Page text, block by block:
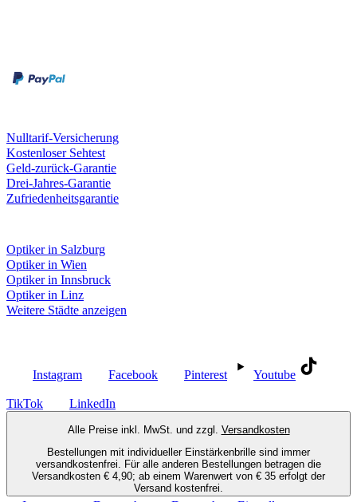
Nulltarif-Versicherung
Kostenloser Sehtest
Geld-zurück-Garantie
Drei-Jahres-Garantie
Zufriedenheitsgarantie
Optiker in Salzburg
Optiker in Wien
Optiker in Innsbruck
Optiker in Linz
Weitere Städte anzeigen
Instagram Facebook Pinterest Youtube
TikTok LinkedIn
Alle Preise inkl. MwSt. und zzgl. Versandkosten
Bestellungen mit individueller Einstärkenbrille sind immer
versandkostenfrei. Für alle anderen Bestellungen betragen die
Versandkosten € 4,90; ab einem Warenwert von € 35 erfolgt der
Versand kostenfrei.